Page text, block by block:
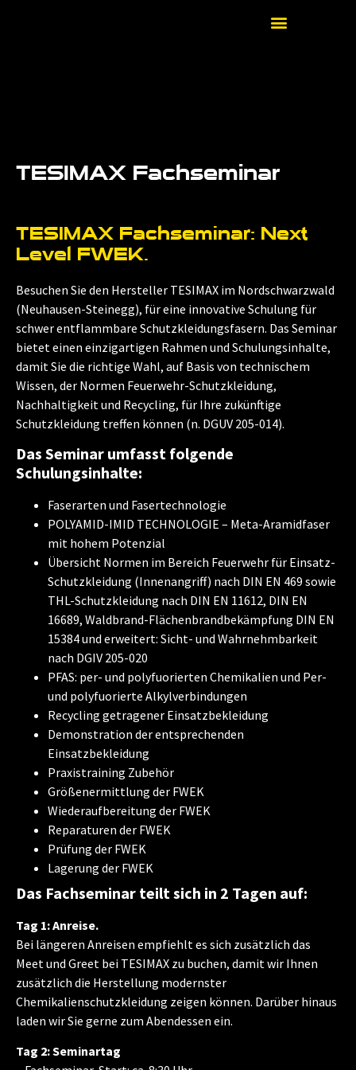
TESIMAX Fachseminar
TESIMAX Fachseminar: Next
Level FWEK.
Besuchen Sie den Hersteller TESIMAX im Nordschwarzwald
(Neuhausen-Steinegg), für eine innovative Schulung für
schwer entflammbare Schutzkleidungsfasern. Das Seminar
bietet einen einzigartigen Rahmen und Schulungsinhalte,
damit Sie die richtige Wahl, auf Basis von technischem
Wissen, der Normen Feuerwehr-Schutzkleidung,
Nachhaltigkeit und Recycling, für Ihre zukünftige
Schutzkleidung treffen können (n. DGUV 205-014).
Das Seminar umfasst folgende
Schulungsinhalte:
Faserarten und Fasertechnologie
POLYAMID-IMID TECHNOLOGIE – Meta-Aramidfaser
mit hohem Potenzial
Übersicht Normen im Bereich Feuerwehr für Einsatz-
Schutzkleidung (Innenangriff) nach DIN EN 469 sowie
THL-Schutzkleidung nach DIN EN 11612, DIN EN
16689, Waldbrand-Flächenbrandbekämpfung DIN EN
15384 und erweitert: Sicht- und Wahrnehmbarkeit
nach DGIV 205-020
PFAS: per- und polyfuorierten Chemikalien und Per-
und polyfuorierte Alkylverbindungen
Recycling getragener Einsatzbekleidung
Demonstration der entsprechenden
Einsatzbekleidung
Praxistraining Zubehör
Größenermittlung der FWEK
Wiederaufbereitung der FWEK
Reparaturen der FWEK
Prüfung der FWEK
Lagerung der FWEK
Das Fachseminar teilt sich in 2 Tagen auf:
Tag 1: Anreise.
Bei längeren Anreisen empfiehlt es sich zusätzlich das
Meet und Greet bei TESIMAX zu buchen, damit wir Ihnen
zusätzlich die Herstellung modernster
Chemikalienschutzkleidung zeigen können. Darüber hinaus
laden wir Sie gerne zum Abendessen ein.
Tag 2: Seminartag